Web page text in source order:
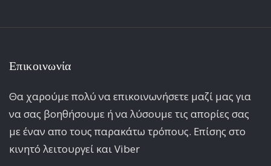
Επικοινωνία
Θα χαρούμε πολύ να επικοινωνήσετε μαζί μας για
να σας βοηθήσουμε ή να λύσουμε τις απορίες σας
με έναν απο τους παρακάτω τρόπους. Επίσης στο
κινητό λειτoυργεί και Viber